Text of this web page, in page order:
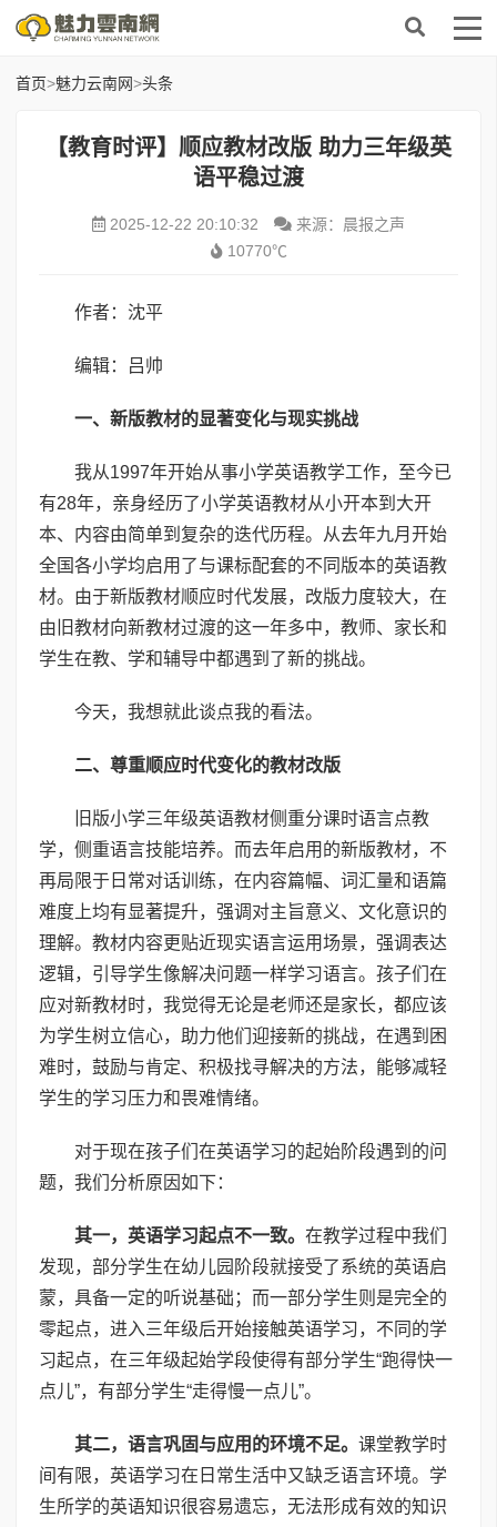
首页>魅力云南网>头条
【教育时评】顺应教材改版 助力三年级英
语平稳过渡
2025-12-22 20:10:32
来源：晨报之声
10770℃
作者：沈平
编辑：吕帅
一、新版教材的显著变化与现实挑战
我从1997年开始从事小学英语教学工作，至今已
有28年，亲身经历了小学英语教材从小开本到大开
本、内容由简单到复杂的迭代历程。从去年九月开始
全国各小学均启用了与课标配套的不同版本的英语教
材。由于新版教材顺应时代发展，改版力度较大，在
由旧教材向新教材过渡的这一年多中，教师、家长和
学生在教、学和辅导中都遇到了新的挑战。
今天，我想就此谈点我的看法。
二、尊重顺应时代变化的教材改版
旧版小学三年级英语教材侧重分课时语言点教
学，侧重语言技能培养。而去年启用的新版教材，不
再局限于日常对话训练，在内容篇幅、词汇量和语篇
难度上均有显著提升，强调对主旨意义、文化意识的
理解。教材内容更贴近现实语言运用场景，强调表达
逻辑，引导学生像解决问题一样学习语言。孩子们在
应对新教材时，我觉得无论是老师还是家长，都应该
为学生树立信心，助力他们迎接新的挑战，在遇到困
难时，鼓励与肯定、积极找寻解决的方法，能够减轻
学生的学习压力和畏难情绪。
对于现在孩子们在英语学习的起始阶段遇到的问
题，我们分析原因如下：
其一，英语学习起点不一致。 在教学过程中我们
发现，部分学生在幼儿园阶段就接受了系统的英语启
蒙，具备一定的听说基础；而一部分学生则是完全的
零起点，进入三年级后开始接触英语学习，不同的学
习起点，在三年级起始学段使得有部分学生“跑得快一
点儿”，有部分学生“走得慢一点儿”。
其二，语言巩固与应用的环境不足。 课堂教学时
间有限，英语学习在日常生活中又缺乏语言环境。学
生所学的英语知识很容易遗忘，无法形成有效的知识